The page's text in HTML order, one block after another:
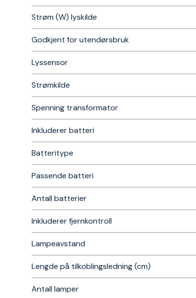
Strøm (W) lyskilde
Godkjent for utendørsbruk
Lyssensor
Strømkilde
Spenning transformator
Inkluderer batteri
Batteritype
Passende batteri
Antall batterier
Inkluderer fjernkontroll
Lampeavstand
Lengde på tilkoblingsledning (cm)
Antall lamper